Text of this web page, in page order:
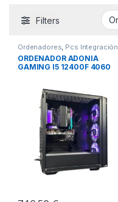
Filters
Ordenadores, Pcs Integración
Sobremesa
ORDENADOR ADONIA
GAMING I5 12400F 4060